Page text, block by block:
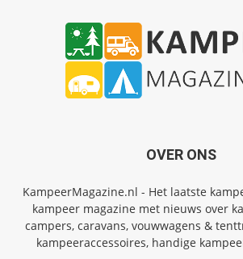
OVER ONS
KampeerMagazine.nl - Het laatste
kampeer magazine met nieuws over
campers, caravans, vouwwagens &
kampeeraccessoires, handige